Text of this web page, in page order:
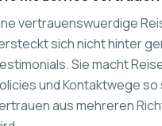
vertrauenswuerdige
sich nicht hinter
Sie macht
und Kontaktwege
aus mehreren